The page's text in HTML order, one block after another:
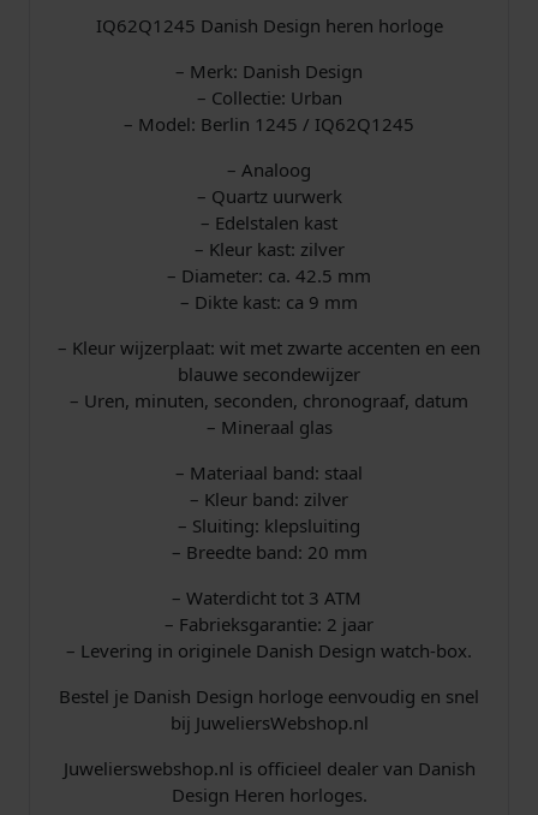
w
a
s
:
€
1
9
9
,
0
0
.
,
0
h
n
a
IQ62Q1245 Danish Design heren horloge
– Merk: Danish Design
– Collectie: Urban
– Model: Berlin 1245 / IQ62Q1245
– Analoog
– Quartz uurwerk
– Edelstalen kast
– Kleur kast: zilver
– Diameter: ca. 42.5 mm
– Dikte kast: ca 9 mm
– Kleur wijzerplaat: wit met zwarte accenten en een
blauwe secondewijzer
– Uren, minuten, seconden, chronograaf, datum
– Mineraal glas
– Materiaal band: staal
– Kleur band: zilver
– Sluiting: klepsluiting
– Breedte band: 20 mm
– Waterdicht tot 3 ATM
– Fabrieksgarantie: 2 jaar
– Levering in originele Danish Design watch-box.
Bestel je Danish Design horloge eenvoudig en snel
bij JuweliersWebshop.nl
Juwelierswebshop.nl is officieel dealer van Danish
Design Heren horloges.